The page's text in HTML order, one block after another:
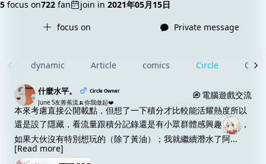
5 focus on722 fan join in 2021年05月15日
focus on
Private message
dynamic Article comics Circle
什麼水平。 Circle Owner
June 5友善蕉流🍌你我做起❤️
電腦遊戲交流
本來考慮直接公開載點，但想了一下積分才比較能活耀熱度所以
還是設了隱藏，看流量跟積分記錄還是有小眾群體感興趣
，
如果大伙沒有特別想玩的（除了黃油）；我就繼續潛水了阿...
[Read more]